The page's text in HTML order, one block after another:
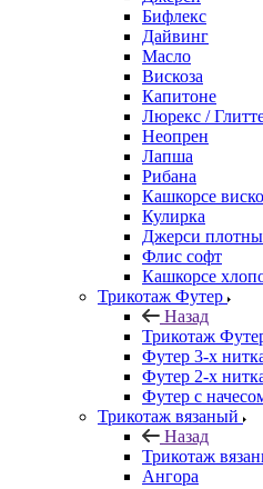
Бифлекс
Дайвинг
Масло
Вискоза
Капитоне
Люрекс /
Неопрен
Лапша
Рибана
Кашкорсе
Кулирка
Джерси
Флис софт
Кашкорсе
Трикотаж Футер
Назад
Трикотаж
Футер 3-х
Футер 2-х
Футер с
Трикотаж вязаный
Назад
Трикотаж
Ангора